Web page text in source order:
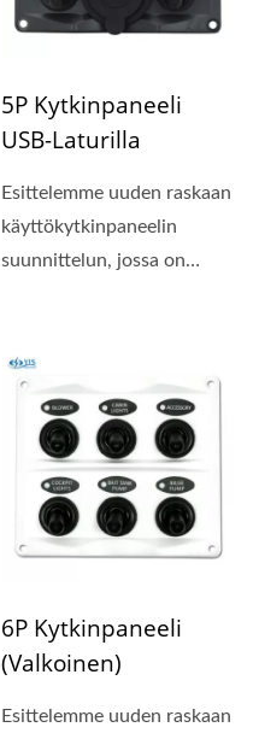
5P Kytkinpaneeli
USB-Laturilla
Esittelemme uuden raskaan
käyttökytkinpaneelin
suunnittelun, jossa on
6P Kytkinpaneeli
(valkoinen)
Esittelemme uuden raskaan